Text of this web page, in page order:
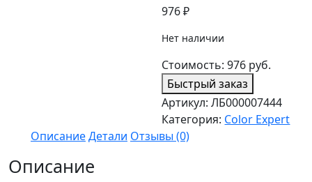
976₽
Нет наличии
Стоимость:976 руб.
Быстрый заказ
Артикул:ЛБ000007444
Категория: Color Expert
ОписаниеДетали Отзывы (0)
Описание